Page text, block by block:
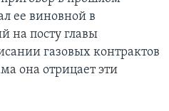
ее виновной в
на посту главы
газовых контрактов
она отрицает эти